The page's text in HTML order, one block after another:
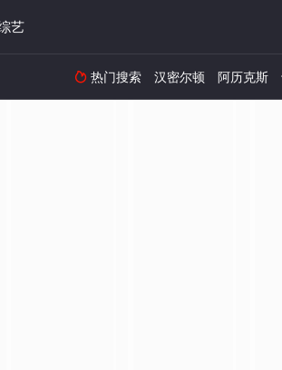
艺
 热门搜索 汉密尔顿 阿历克斯